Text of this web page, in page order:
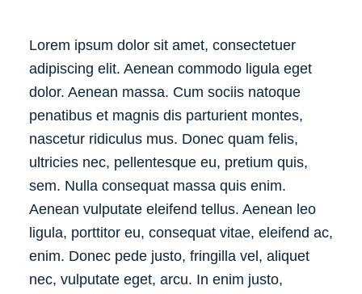
Lorem ipsum dolor sit amet, consectetuer
adipiscing elit. Aenean commodo ligula eget
dolor. Aenean massa. Cum sociis natoque
penatibus et magnis dis parturient montes,
nascetur ridiculus mus. Donec quam felis,
ultricies nec, pellentesque eu, pretium quis,
sem. Nulla consequat massa quis enim.
Aenean vulputate eleifend tellus. Aenean leo
ligula, porttitor eu, consequat vitae, eleifend ac,
enim. Donec pede justo, fringilla vel, aliquet
nec, vulputate eget, arcu. In enim justo,